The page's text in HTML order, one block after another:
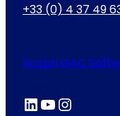
+33 (0) 4 37 49
Scopri GAC
LinkedIn YouTube Instagram